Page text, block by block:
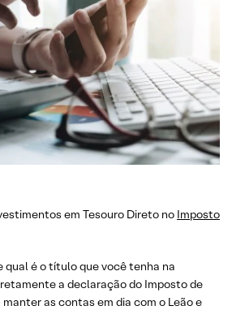
em Tesouro Direto no Imposto
qual é o título que você tenha na
a declaração do Imposto de
as contas em dia com o Leão e